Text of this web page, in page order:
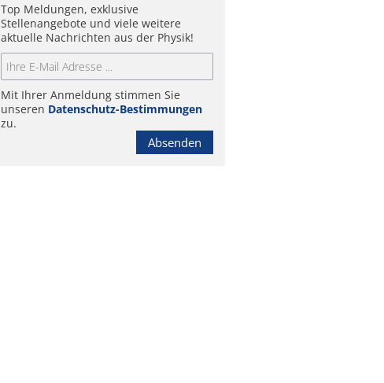
Top Meldungen, exklusive
Stellenangebote und viele weitere
aktuelle Nachrichten aus der Physik!
Mit Ihrer Anmeldung stimmen Sie
unseren Datenschutz-Bestimmungen
zu.
Absenden